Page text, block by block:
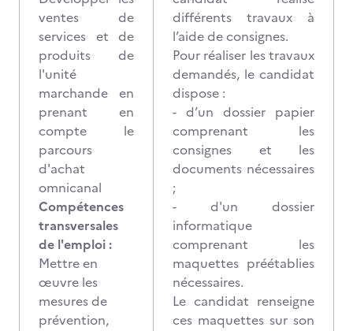
ventes de
services et de
produits de
l'unité
marchande en
prenant en
compte le
parcours
d'achat
omnicanal
Compétences
transversales
de l'emploi :
Mettre en
œuvre les
mesures de
prévention,
différents travaux à
l’aide de consignes.
Pour réaliser les travaux
demandés, le candidat
dispose :
- d’un dossier papier
comprenant les
consignes et les
documents nécessaires
;
- d'un dossier
informatique
comprenant les
maquettes préétablies
nécessaires.
Le candidat renseigne
ces maquettes sur son